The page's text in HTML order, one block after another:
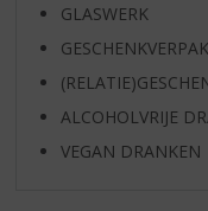
GLASWERK
ALCOHOLVRIJE
VEGAN DRANKEN